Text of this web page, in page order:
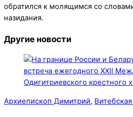
обратился к молящимся со
назидания.
Другие новости
Архиепископ Димитрий,